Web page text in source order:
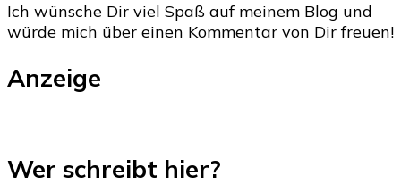
Ich wünsche Dir viel Spaß auf meinem Blog und
würde mich über einen Kommentar von Dir freuen!
Anzeige
Wer schreibt hier?